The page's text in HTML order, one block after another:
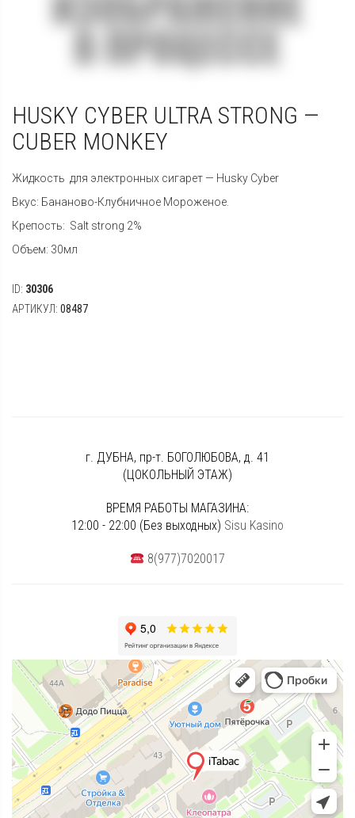
HUSKY CYBER ULTRA STRONG —
CUBER MONKEY
Жидкость для электронных сигарет — Husky Cyber
Вкус: Бананово-Клубничное Мороженое.
Крепость: Salt strong 2%
Объем: 30мл
ID: 30306
АРТИКУЛ: 08487
г. ДУБНА, пр-т. БОГОЛЮБОВА, д. 41
(ЦОКОЛЬНЫЙ ЭТАЖ)
ВРЕМЯ РАБОТЫ МАГАЗИНА:
12:00 - 22:00 (Без выходных) Sisu Kasino
8(977)7020017